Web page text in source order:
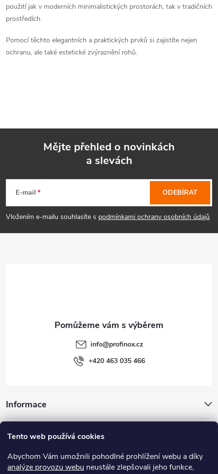
Tento web používá cookies
Abychom Vám umožnili pohodlné prohlížení webu a díky
analýze provozu webu neustále zlepšovali jeho funkce,
použití jak v moderních minimalistických prostorách, tak v tradičních
prostředích.
Pomocí těchto elegantních a praktických prvků si zajistíte nejen
ochranu, ale také estetické zvýraznění rohů.
p
Mějte přehled o novinkách
a slevách
E-mail
Vložením e-mailu souhlasíte s podmínkami ochrany osobních údajů
ODEBÍRAT
Informace
Inspirace
Užitečné odkazy
info@profinox.cz
+420 463 035 466